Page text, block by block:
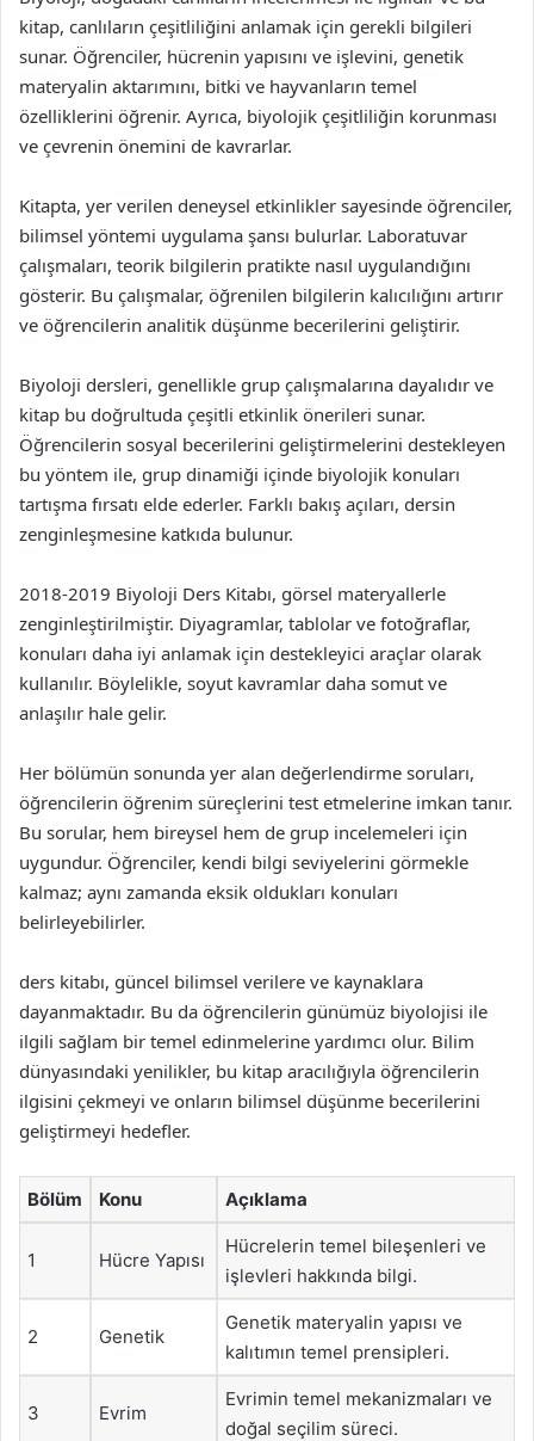
kitap, canlıların çeşitliliğini anlamak için gerekli bilgileri
sunar. Öğrenciler, hücrenin yapısını ve işlevini, genetik
materyalin aktarımını, bitki ve hayvanların temel
özelliklerini öğrenir. Ayrıca, biyolojik çeşitliliğin korunması
ve çevrenin önemini de kavrarlar.
Kitapta, yer verilen deneysel etkinlikler sayesinde öğrenciler,
bilimsel yöntemi uygulama şansı bulurlar. Laboratuvar
çalışmaları, teorik bilgilerin pratikte nasıl uygulandığını
gösterir. Bu çalışmalar, öğrenilen bilgilerin kalıcılığını artırır
ve öğrencilerin analitik düşünme becerilerini geliştirir.
Biyoloji dersleri, genellikle grup çalışmalarına dayalıdır ve
kitap bu doğrultuda çeşitli etkinlik önerileri sunar.
Öğrencilerin sosyal becerilerini geliştirmelerini destekleyen
bu yöntem ile, grup dinamiği içinde biyolojik konuları
tartışma fırsatı elde ederler. Farklı bakış açıları, dersin
zenginleşmesine katkıda bulunur.
2018-2019 Biyoloji Ders Kitabı, görsel materyallerle
zenginleştirilmiştir. Diyagramlar, tablolar ve fotoğraflar,
konuları daha iyi anlamak için destekleyici araçlar olarak
kullanılır. Böylelikle, soyut kavramlar daha somut ve
anlaşılır hale gelir.
Her bölümün sonunda yer alan değerlendirme soruları,
öğrencilerin öğrenim süreçlerini test etmelerine imkan tanır.
Bu sorular, hem bireysel hem de grup incelemeleri için
uygundur. Öğrenciler, kendi bilgi seviyelerini görmekle
kalmaz; aynı zamanda eksik oldukları konuları
belirleyebilirler.
ders kitabı, güncel bilimsel verilere ve kaynaklara
dayanmaktadır. Bu da öğrencilerin günümüz biyolojisi ile
ilgili sağlam bir temel edinmelerine yardımcı olur. Bilim
dünyasındaki yenilikler, bu kitap aracılığıyla öğrencilerin
ilgisini çekmeyi ve onların bilimsel düşünme becerilerini
geliştirmeyi hedefler.
Bölüm Konu Açıklama
1 Hücre Yapısı
Hücrelerin temel bileşenleri ve
işlevleri hakkında bilgi.
2 Genetik
Genetik materyalin yapısı ve
kalıtımın temel prensipleri.
3 Evrim
Evrimin temel mekanizmaları ve
doğal seçilim süreci.